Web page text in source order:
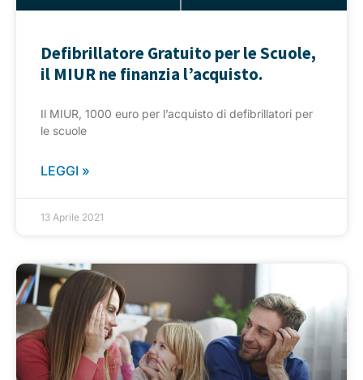
Defibrillatore Gratuito per le Scuole,
il MIUR ne finanzia l’acquisto.
Il MIUR, 1000 euro per l’acquisto di defibrillatori per
le scuole
LEGGI »
13 Aprile 2021